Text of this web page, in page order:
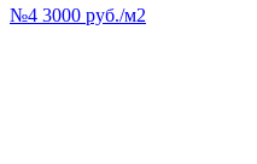
№4 3000 руб./м2